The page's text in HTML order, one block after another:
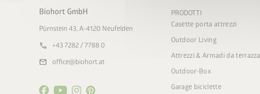
Biohort GmbH
Pürnstein 43, A-4120 Neufelden
call +43 7282 / 7788 0
mail office@biohort.at
PRODOTTI
Casette porta attrezzi
Outdoor Living
Attrezzi & Armadi da terrazza
Outdoor-Box
Garage biciclette